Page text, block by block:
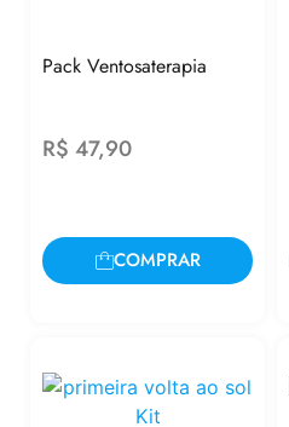
Pack Ventosaterapia
R$ 47,90
COMPRAR